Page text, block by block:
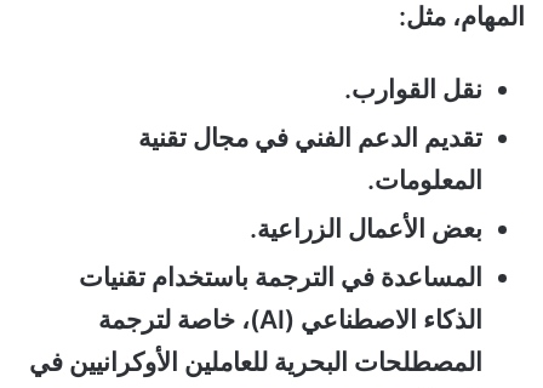
المهام، مثل:
نقل القوارب.
تقديم الدعم الفني في مجال تقنية
المعلومات.
بعض الأعمال الزراعية.
المساعدة في الترجمة باستخدام تقنيات
الذكاء الاصطناعي (AI)، خاصة لترجمة
المصطلحات البحرية للعاملين الأوكرانيين في